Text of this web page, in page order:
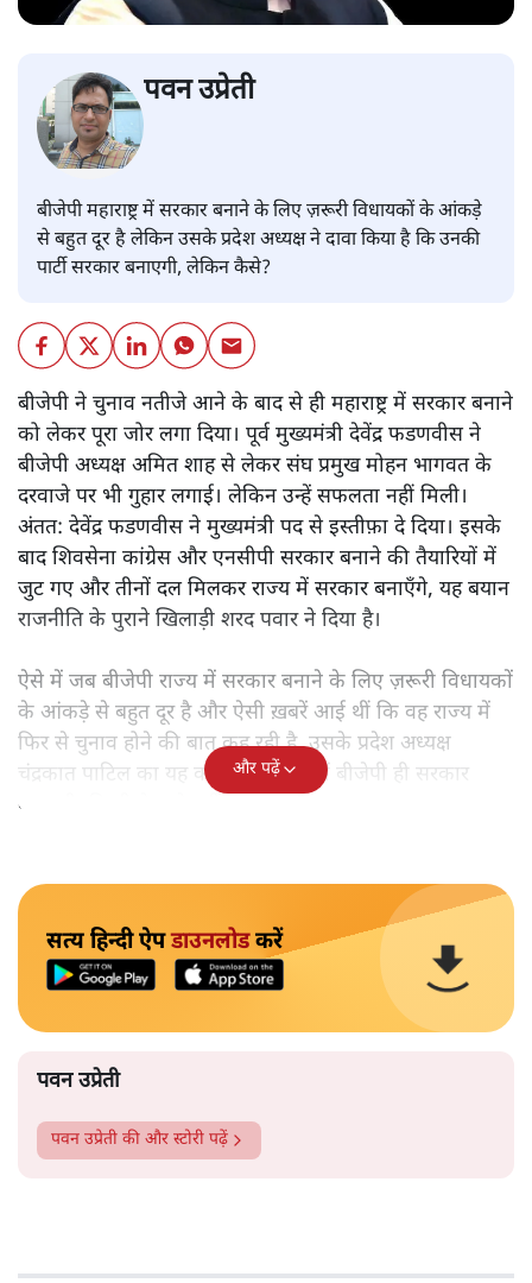
पवन उप्रेती
बीजेपी महाराष्ट्र में सरकार बनाने के लिए ज़रूरी विधायकों के आंकड़े
से बहुत दूर है लेकिन उसके प्रदेश अध्यक्ष ने दावा किया है कि उनकी
पार्टी सरकार बनाएगी, लेकिन कैसे?
बीजेपी ने चुनाव नतीजे आने के बाद से ही महाराष्ट्र में सरकार बनाने
को लेकर पूरा जोर लगा दिया। पूर्व मुख्यमंत्री देवेंद्र फडणवीस ने
बीजेपी अध्यक्ष अमित शाह से लेकर संघ प्रमुख मोहन भागवत के
दरवाजे पर भी गुहार लगाई। लेकिन उन्हें सफलता नहीं मिली।
अंतत: देवेंद्र फडणवीस ने मुख्यमंत्री पद से इस्तीफ़ा दे दिया। इसके
बाद शिवसेना कांग्रेस और एनसीपी सरकार बनाने की तैयारियों में
जुट गए और तीनों दल मिलकर राज्य में सरकार बनाएँगे, यह बयान
राजनीति के पुराने खिलाड़ी शरद पवार ने दिया है।
ऐसे में जब बीजेपी राज्य में सरकार बनाने के लिए ज़रूरी विधायकों
के आंकड़े से बहुत दूर है और ऐसी ख़बरें आई थीं कि वह राज्य में
फिर से चुनाव होने की बात कह रही है, उसके प्रदेश अध्यक्ष
चंद्रकात पाटिल का यह कहना कि राज्य में बीजेपी ही सरकार
बनाएगी, किसी के गले नहीं उतर रहा है।
और पढ़ें
सत्य हिन्दी ऐपडाउनलोडकरें
पवन उप्रेती
पवन उप्रेती की और स्टोरी पढ़ें